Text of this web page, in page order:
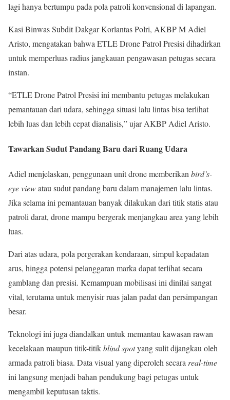
lagi hanya bertumpu pada pola patroli konvensional di lapangan.
Kasi Binwas Subdit Dakgar Korlantas Polri, AKBP M Adiel
Aristo, mengatakan bahwa ETLE Drone Patrol Presisi dihadirkan
untuk memperluas radius jangkauan pengawasan petugas secara
instan.
“ETLE Drone Patrol Presisi ini membantu petugas melakukan
pemantauan dari udara, sehingga situasi lalu lintas bisa terlihat
lebih luas dan lebih cepat dianalisis,” ujar AKBP Adiel Aristo.
Tawarkan Sudut Pandang Baru dari Ruang Udara
Adiel menjelaskan, penggunaan unit drone memberikan bird’s-
eye viewatau sudut pandang baru dalam manajemen lalu lintas.
Jika selama ini pemantauan banyak dilakukan dari titik statis atau
patroli darat, drone mampu bergerak menjangkau area yang lebih
luas.
Dari atas udara, pola pergerakan kendaraan, simpul kepadatan
arus, hingga potensi pelanggaran marka dapat terlihat secara
gamblang dan presisi. Kemampuan mobilisasi ini dinilai sangat
vital, terutama untuk menyisir ruas jalan padat dan persimpangan
besar.
Teknologi ini juga diandalkan untuk memantau kawasan rawan
kecelakaan maupun titik-titikblind spotyang sulit dijangkau oleh
armada patroli biasa. Data visual yang diperoleh secara real-time
ini langsung menjadi bahan pendukung bagi petugas untuk
mengambil keputusan taktis.